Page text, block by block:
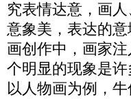
究表情达意，画
意象美，表达的
画创作中，画家
个明显的现象是
以人物画为例，